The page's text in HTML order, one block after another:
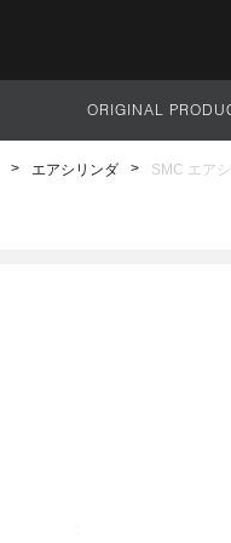
サイト全体
ORIGINAL
エアシリンダ SMC エア